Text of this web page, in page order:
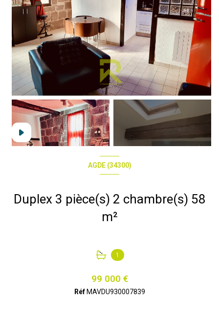
AGDE (34300)
Duplex 3 pièce(s) 2 chambre(s) 58
m²
1
99 000 €
Réf MAVDU930007839